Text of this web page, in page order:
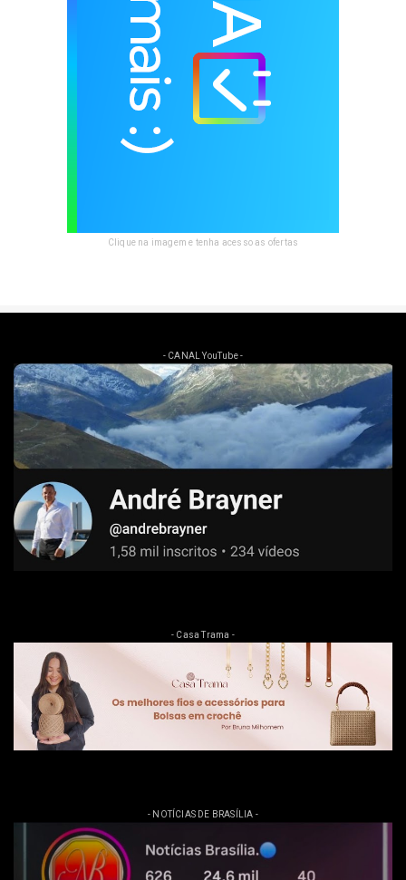
Clique na imagem e tenha acesso as ofertas
- CANAL YouTube -
- Casa Trama -
- NOTÍCIAS DE BRASÍLIA -